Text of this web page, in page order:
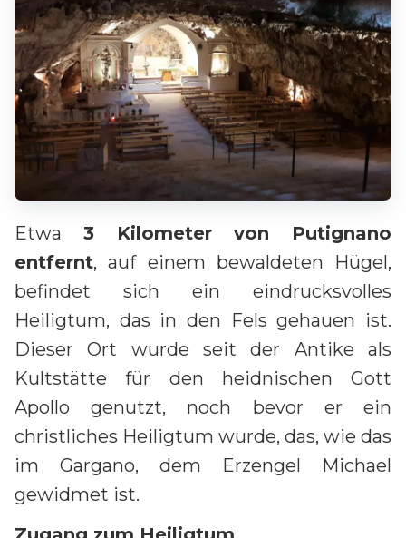
Etwa 3 Kilometer von Putignano
entfernt, auf einem bewaldeten Hügel,
befindet sich ein eindrucksvolles
Heiligtum, das in den Fels gehauen ist.
Dieser Ort wurde seit der Antike als
Kultstätte für den heidnischen Gott
Apollo genutzt, noch bevor er ein
christliches Heiligtum wurde, das, wie das
im Gargano, dem Erzengel Michael
gewidmet ist.